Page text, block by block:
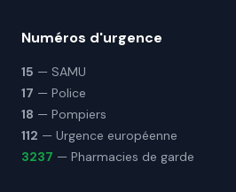
Numéros d'urgence
15 — SAMU
17 — Police
18 — Pompiers
112 — Urgence européenne
3237 — Pharmacies de garde